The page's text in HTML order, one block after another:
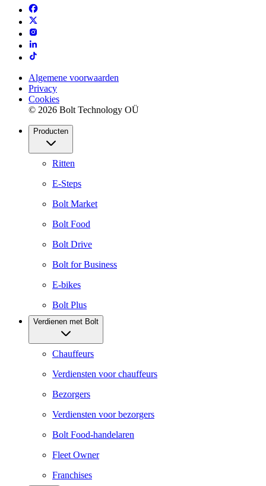
Algemene voorwaarden
Privacy
Cookies
© 2026 Bolt Technology OÜ
Producten
Ritten
E-Steps
Bolt Market
Bolt Food
Bolt Drive
Bolt for Business
E-bikes
Bolt Plus
Verdienen met Bolt
Chauffeurs
Verdiensten voor chauffeurs
Bezorgers
Verdiensten voor bezorgers
Bolt Food-handelaren
Fleet Owner
Franchises